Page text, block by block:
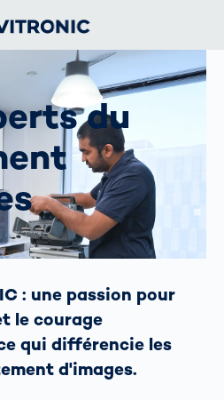
du
: une passion pour
le courage
qui différencie les
d'images.